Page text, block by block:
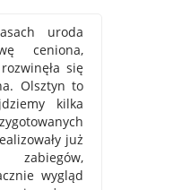
uroda
ceniona,
się
Olsztyn to
kilka
już
wygląd